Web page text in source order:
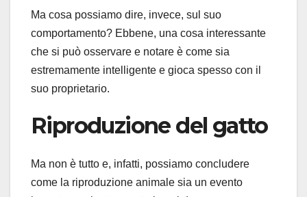
Ma cosa possiamo dire, invece, sul suo
comportamento? Ebbene, una cosa interessante
che si può osservare e notare è come sia
estremamente intelligente e gioca spesso con il
suo proprietario.
Riproduzione del gatto
Ma non è tutto e, infatti, possiamo concludere
come la riproduzione animale sia un evento